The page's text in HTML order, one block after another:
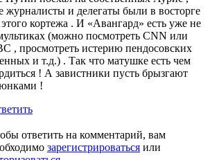
журналисты и делегаты были в восторге
этого кортежа . И «Авангард» есть уже не
(можно посмотреть CNN или
, просмотреть истерию пендосовских
и т.д.) . Так что матушке есть чем
! А завистники пусть брызгают
!
ответить на комментарий, вам
зарегистрироваться или